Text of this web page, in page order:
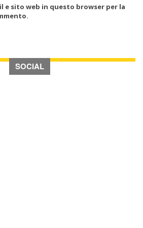
e sito web in questo browser per la
SOCIAL